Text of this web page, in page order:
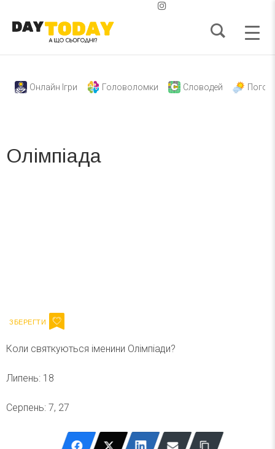
Онлайн Ігри Головоломки Словодей
Олімпіада
Коли святкуються іменини Олімпіади?
Липень: 18
Серпень: 7, 27